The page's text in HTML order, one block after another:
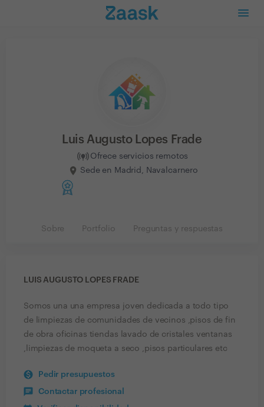
Luis Augusto Lopes Frade
Ofrece servicios remotos
Sede en Madrid, Navalcarnero
Sobre Portfolio Preguntas y respuestas
LUIS AUGUSTO LOPES FRADE
Somos una una empresa joven dedicada a todo tipo
de limpiezas de comunidades de vecinos ,pisos de fin
de obra oficinas tiendas lavado de cristales ventanas
,limpiezas de moqueta a seco ,pisos particulares etc
Pedir presupuestos
Contactar profesional